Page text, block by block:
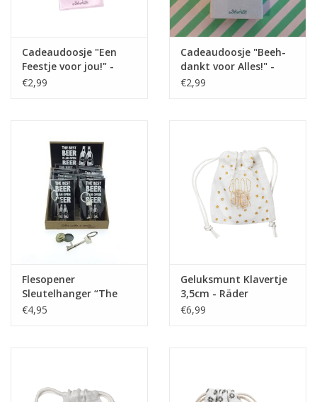
Wenskaarten
Brievenbus Kadootjes
Kadobonnen
Geslaagd!
Cadeaudoosje "Een
Feestje voor jou!" -
Sidedish
€2,99
Cadeaudoosje "Beeh-
dankt voor Alles!" -
Sidedish
€2,99
Flesopener
Sleutelhanger “The
best Beer is an open
€4,95
Geluksmunt Klavertje
3,5cm - Räder
€6,99